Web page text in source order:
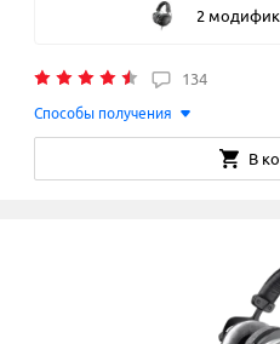
2
134
Способы получения
В